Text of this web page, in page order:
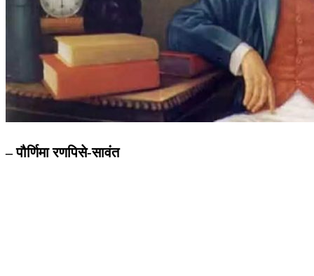
– पौर्णिमा रणपिसे-सावंत